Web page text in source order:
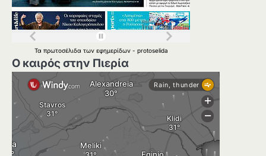
Τα πρωτοσέλιδα των εφημερίδων - protoselida
Ο καιρός στην Πιερία